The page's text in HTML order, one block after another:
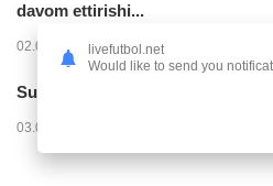
davom ettirishi...
02.08.2026 01:08 3972
Superliga. "Dinamo" – "Neftchi"
03.08.2026 20:32
livefutbol.net
Would like to send you